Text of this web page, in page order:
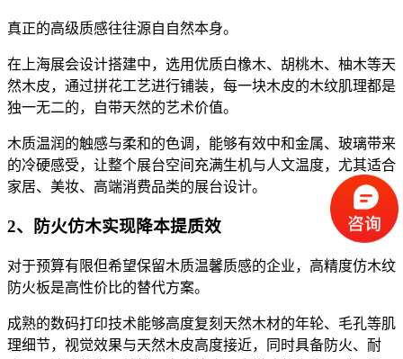
真正的高级质感往往源自自然本身。
在上海展会设计搭建中，选用优质白橡木、胡桃木、柚木等天
然木皮，通过拼花工艺进行铺装，每一块木皮的木纹肌理都是
独一无二的，自带天然的艺术价值。
木质温润的触感与柔和的色调，能够有效中和金属、玻璃带来
的冷硬感受，让整个展台空间充满生机与人文温度，尤其适合
家居、美妆、高端消费品类的展台设计。
2、防火仿木实现降本提质效
对于预算有限但希望保留木质温馨质感的企业，高精度仿木纹
防火板是高性价比的替代方案。
成熟的数码打印技术能够高度复刻天然木材的年轮、毛孔等肌
理细节，视觉效果与天然木皮高度接近，同时具备防火、耐